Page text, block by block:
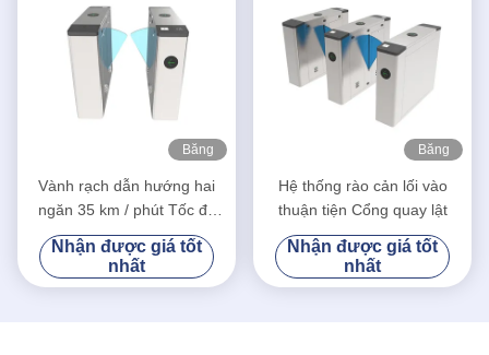
Băng
Vành rạch dẫn hướng hai
ngăn 35 km / phút Tốc độ
chuyển tiếp
Nhận được giá tốt
nhất
Băng
Hệ thống rào cản lối vào
thuận tiện Cổng quay lật
Nhận được giá tốt
nhất